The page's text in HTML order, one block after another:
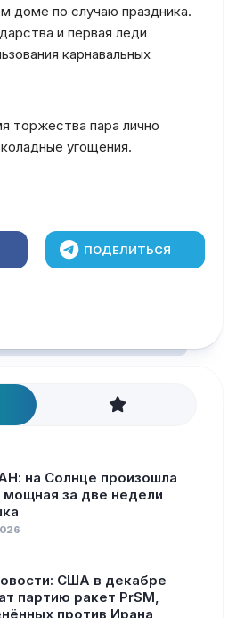
доме по случаю праздника.
и первая леди
карнавальных
торжества пара лично
угощения.
ПОДЕЛИТЬСЯ
на Солнце произошла
мощная за две недели
США в декабре
партию ракет PrSM,
против Ирана